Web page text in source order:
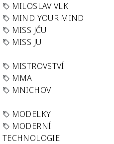
MILOSLAV VLK
MIND YOUR MIND
MISS JČU
MISS JU
MISTROVSTVÍ
MMA
MNICHOV
MODELKY
MODERNÍ
TECHNOLOGIE